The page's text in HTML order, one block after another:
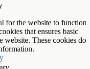
for the website to function
that ensures basic
website. These cookies do